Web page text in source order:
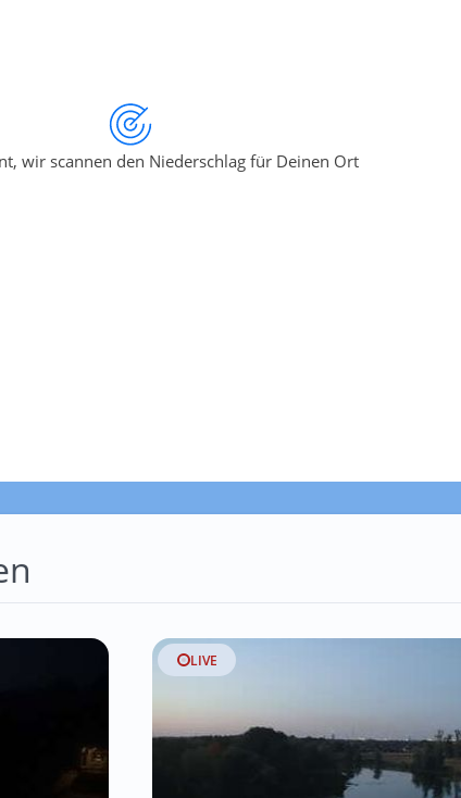
wir scannen den Niederschlag für Deinen Ort
LIVE